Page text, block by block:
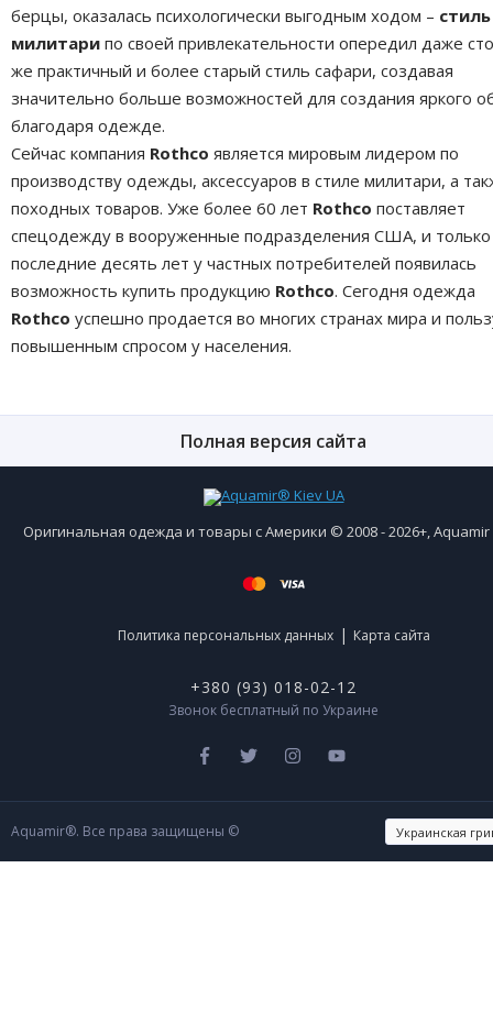
берцы, оказалась психологически выгодным ходом – стиль
милитари по своей привлекательности опередил даже
же практичный и более старый стиль сафари, создавая
значительно больше возможностей для создания яркого
благодаря одежде.
Сейчас компания Rothco является мировым лидером по
производству одежды, аксессуаров в стиле милитари, а
походных товаров. Уже более 60 лет Rothco поставляет
спецодежду в вооруженные подразделения США, и только
последние десять лет у частных потребителей появилась
возможность купить продукцию Rothco. Сегодня одежда
Rothco успешно продается во многих странах мира и
повышенным спросом у населения.
Полная версия сайта
Оригинальная одежда и товары с Америки © 2008 - 2026+,
Политика персональных данных | Карта сайта
+380 (93) 018-02-12
Звонок бесплатный по Украине
Aquamir®. Все права защищены ©